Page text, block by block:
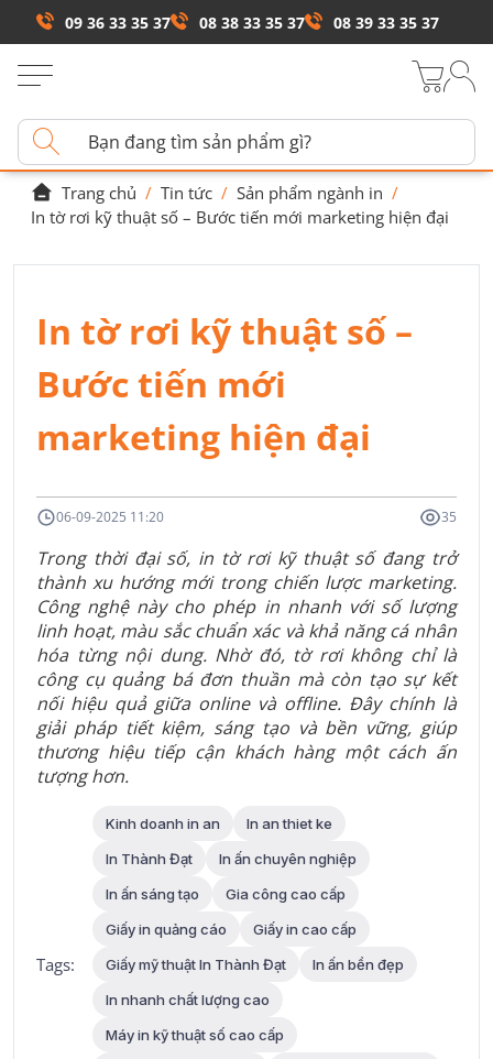
09 36 33 35 37 08 38 33 35 37 08 39 33 35 37
Trang chủ / Tin tức / Sản phẩm ngành in /
In tờ rơi kỹ thuật số – Bước tiến mới marketing hiện đại
In tờ rơi kỹ thuật số –
Bước tiến mới
marketing hiện đại
06-09-2025 11:20 35
Trong thời đại số, in tờ rơi kỹ thuật số đang trở
thành xu hướng mới trong chiến lược marketing.
Công nghệ này cho phép in nhanh với số lượng
linh hoạt, màu sắc chuẩn xác và khả năng cá nhân
hóa từng nội dung. Nhờ đó, tờ rơi không chỉ là
công cụ quảng bá đơn thuần mà còn tạo sự kết
nối hiệu quả giữa online và offline. Đây chính là
giải pháp tiết kiệm, sáng tạo và bền vững, giúp
thương hiệu tiếp cận khách hàng một cách ấn
tượng hơn.
Tags:
Kinh doanh in an
In an thiet ke
In Thành Đạt
In ấn chuyên nghiệp
In ấn sáng tạo
Gia công cao cấp
Giấy in quảng cáo
Giấy in cao cấp
Giấy mỹ thuật In Thành Đạt
In ấn bền đẹp
In nhanh chất lượng cao
Máy in kỹ thuật số cao cấp